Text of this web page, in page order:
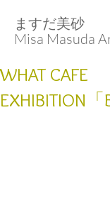
ますだ美砂​​​​​​​
Misa Masuda
WHAT CAFE
EXHIBITION「